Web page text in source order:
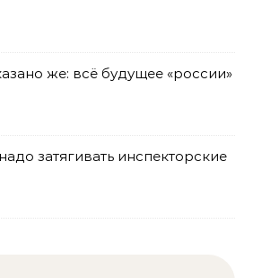
же: всё будущее «россии»
затягивать инспекторские